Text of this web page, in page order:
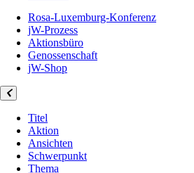
Rosa-Luxemburg-Konferenz
jW-Prozess
Aktionsbüro
Genossenschaft
jW-Shop
Titel
Aktion
Ansichten
Schwerpunkt
Thema